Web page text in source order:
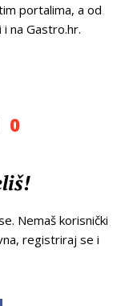
portalima, a od
na Gastro.hr.
0
Nemaš korisnički
registriraj se i